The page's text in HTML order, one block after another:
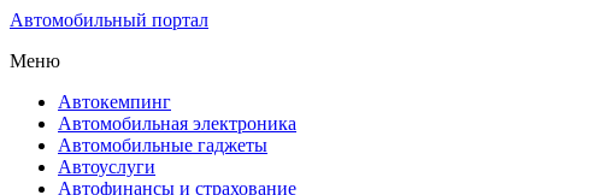
Автомобильный портал
Меню
Автокемпинг
Автомобильная электроника
Автомобильные гаджеты
Автоуслуги
Автофинансы и страхование